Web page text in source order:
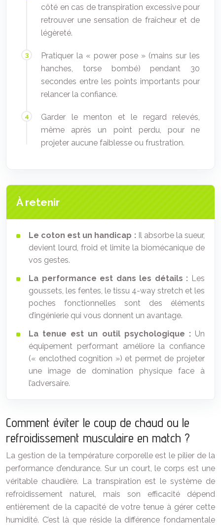
côté en cas de transpiration excessive pour
retrouver une sensation de fraîcheur et de
légèreté.
Pratiquer la « power pose » (mains sur les
hanches, torse bombé) pendant 30
secondes entre les points importants pour
relancer la confiance.
Garder le menton et le regard relevés,
même après un point perdu, pour ne
projeter aucune faiblesse ou frustration.
À retenir
Le coton est un handicap :Il absorbe la sueur,
devient lourd, froid et limite la biomécanique de
vos gestes.
La performance est dans les détails : Les
goussets, les fentes, le tissu 4-way stretch et les
poches fonctionnelles sont des éléments
d’ingénierie qui vous donnent un avantage.
La tenue est un outil psychologique :Un
équipement performant améliore la confiance
(« enclothed cognition ») et permet de projeter
une image de domination physique face à
l’adversaire.
Comment éviter le coup de chaud ou le
refroidissement musculaire en match ?
La gestion de la température corporelle est le pilier de la
performance d’endurance. Sur un court, le corps est une
véritable chaudière. La transpiration est le système de
refroidissement naturel, mais son efficacité dépend
entièrement de la capacité de votre tenue à gérer cette
humidité. C’est là que réside la différence fondamentale